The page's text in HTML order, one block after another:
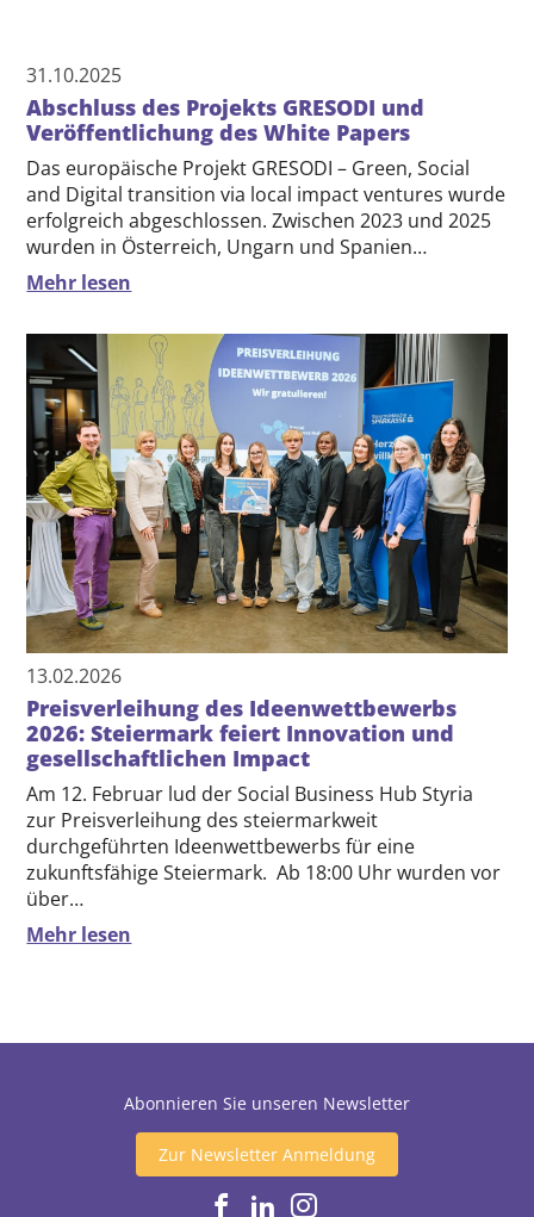
31.10.2025
Abschluss des Projekts GRESODI und
Veröffentlichung des White Papers
Das europäische Projekt GRESODI – Green, Social
and Digital transition via local impact ventures wurde
erfolgreich abgeschlossen. Zwischen 2023 und 2025
wurden in Österreich, Ungarn und Spanien…
Mehr lesen
13.02.2026
Preisverleihung des Ideenwettbewerbs
2026: Steiermark feiert Innovation und
gesellschaftlichen Impact
Am 12. Februar lud der Social Business Hub Styria
zur Preisverleihung des steiermarkweit
durchgeführten Ideenwettbewerbs für eine
zukunftsfähige Steiermark. Ab 18:00 Uhr wurden vor
über…
Mehr lesen
Abonnieren Sie unseren Newsletter
Zur Newsletter Anmeldung